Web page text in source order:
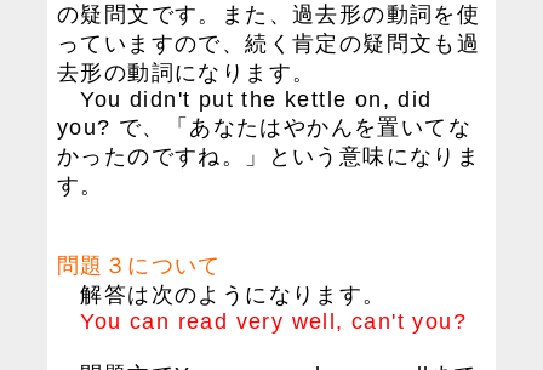
の疑問文です。また、過去形の動詞を使
っていますので、続く肯定の疑問文も過
去形の動詞になります。
You didn't put the kettle on, did
you? で、「あなたはやかんを置いてな
かったのですね。」という意味になりま
す。
問題３について
解答は次のようになります。
You can read very well, can't you?